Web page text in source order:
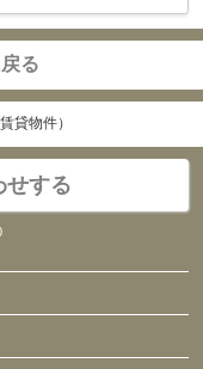
る
貸物件）
せする